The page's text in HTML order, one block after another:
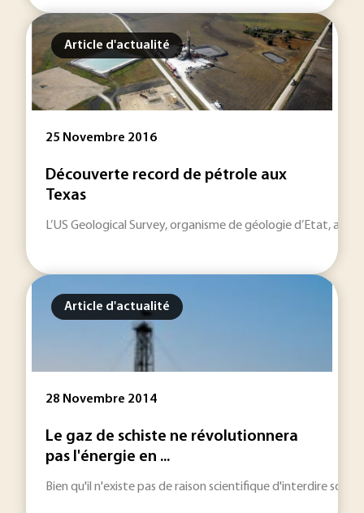
Article d'actualité
25 Novembre 2016
Découverte record de pétrole aux
Texas
L’US Geological Survey, organisme de géologie d’Etat, a
Article d'actualité
28 Novembre 2014
Le gaz de schiste ne révolutionnera
pas l'énergie en ...
Bien qu'il n'existe pas de raison scientifique d'interdire son